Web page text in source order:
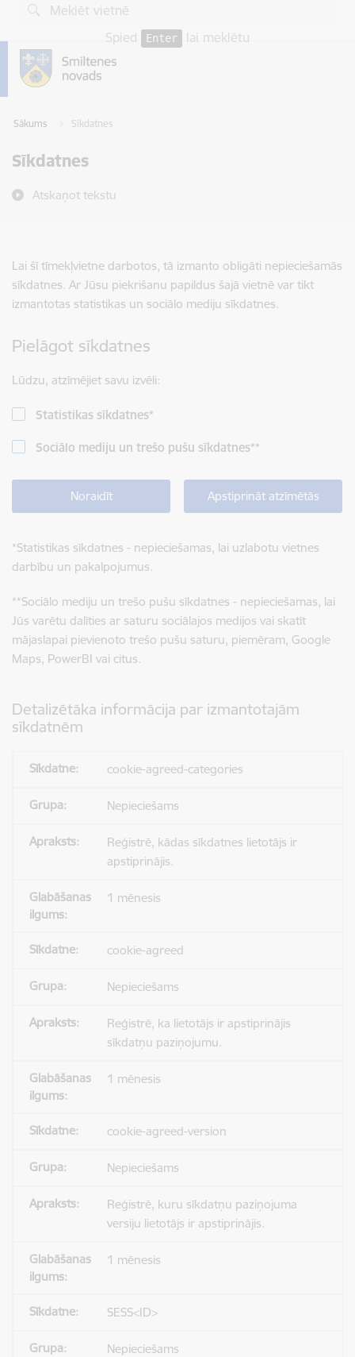
Pāriet uz lapas saturu
Spied
Enter lai meklētu
Sākums Sīkdatnes
Sīkdatnes
Atskaņot tekstu
Lai šī tīmekļvietne darbotos, tā izmanto obligāti nepieciešamās
sīkdatnes. Ar Jūsu piekrišanu papildus šajā vietnē var tikt
izmantotas statistikas un sociālo mediju sīkdatnes.
Pielāgot sīkdatnes
Lūdzu, atzīmējiet savu izvēli:
Statistikas sīkdatnes*
Sociālo mediju un trešo pušu sīkdatnes**
Noraidīt Apstiprināt atzīmētās
*Statistikas sīkdatnes - nepieciešamas, lai uzlabotu vietnes
darbību un pakalpojumus.
**Sociālo mediju un trešo pušu sīkdatnes - nepieciešamas, lai
Jūs varētu dalīties ar saturu sociālajos medijos vai skatīt
mājaslapai pievienoto trešo pušu saturu, piemēram, Google
Maps, PowerBI vai citus.
Detalizētāka informācija par izmantotajām
sīkdatnēm
cookie-agreed-categories
Nepieciešams
Reģistrē, kādas sīkdatnes lietotājs ir
apstiprinājis.
1 mēnesis
cookie-agreed
Nepieciešams
Reģistrē, ka lietotājs ir apstiprinājis
sīkdatņu paziņojumu.
1 mēnesis
cookie-agreed-version
Nepieciešams
Reģistrē, kuru sīkdatņu paziņojuma
versiju lietotājs ir apstiprinājis.
1 mēnesis
SESS<ID>
Nepieciešams